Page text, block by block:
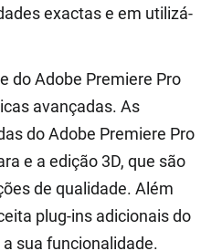
exactas e em utilizá-
do Adobe Premiere Pro
avançadas. As
do Adobe Premiere Pro
e a edição 3D, que são
de qualidade. Além
plug-ins adicionais do
sua funcionalidade.